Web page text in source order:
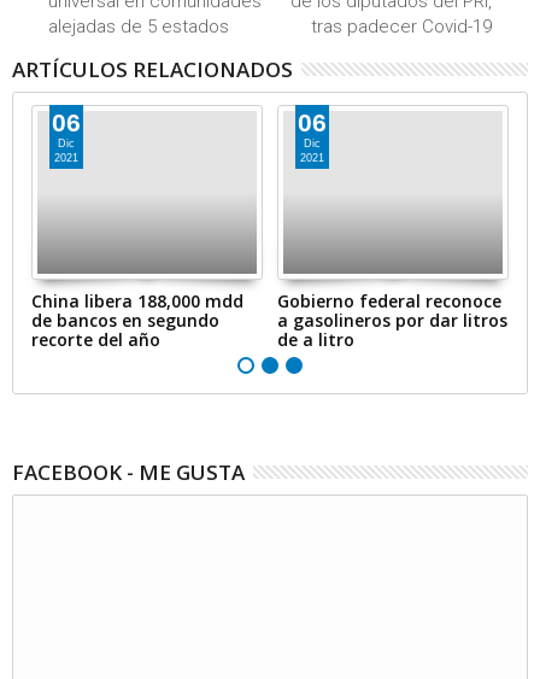
alejadas de 5 estados
tras padecer Covid-19
ARTÍCULOS RELACIONADOS
06
Dic
2021
China libera 188,000 mdd
de bancos en segundo
recorte del año
06
Dic
2021
Gobierno federal reconoce
a gasolineros por dar litros
de a litro
FACEBOOK - ME GUSTA